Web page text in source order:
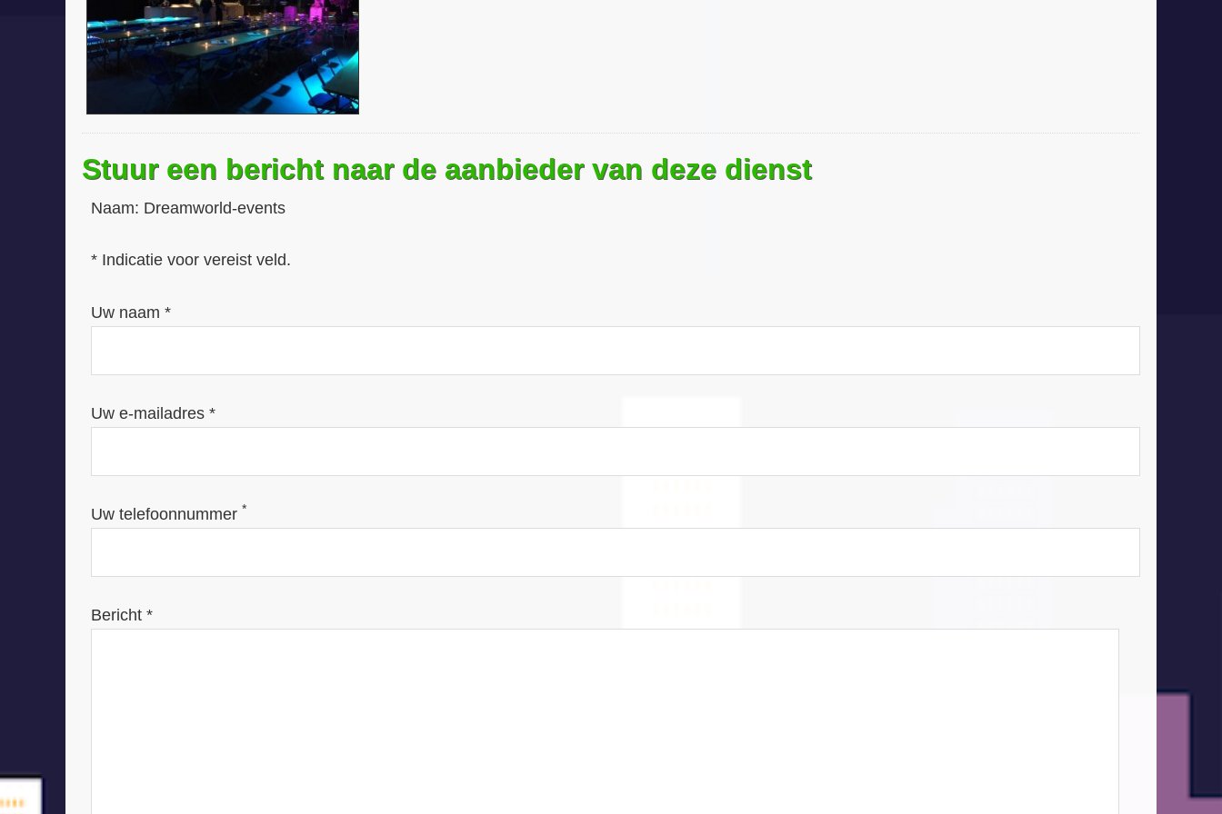
Stuur een bericht naar de aanbieder van deze dienst
Naam: Dreamworld-events
* Indicatie voor vereist veld.
Uw naam *
Uw e-mailadres *
Uw telefoonnummer *
Bericht *